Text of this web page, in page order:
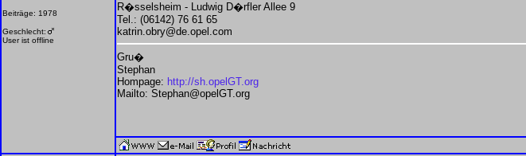
Beiträge: 1978
Geschlecht:
User ist offline
R�sselsheim - Ludwig D�rfler Allee 9
Tel.: (06142) 76 61 65
katrin.obry@de.opel.com
Gru�
Stephan
Hompage: http://sh.opelGT.org
Mailto: Stephan@opelGT.org